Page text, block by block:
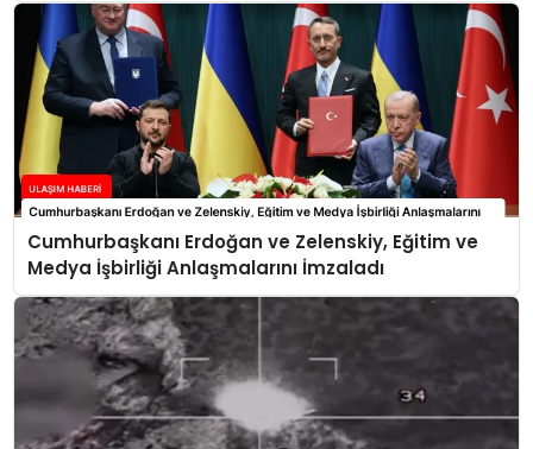
Cumhurbaşkanı Erdoğan ve Zelenskiy, Eğitim ve
Medya İşbirliği Anlaşmalarını İmzaladı